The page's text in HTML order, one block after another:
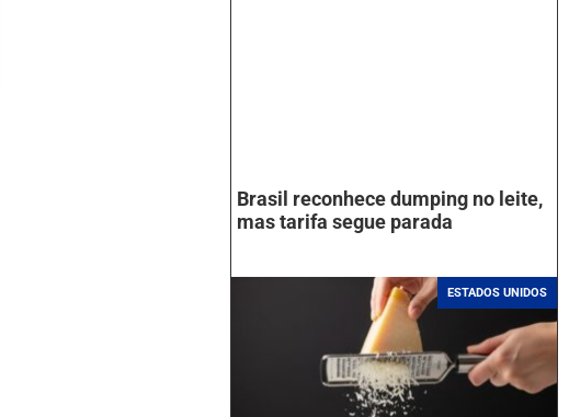
Brasil reconhece dumping no leite,
mas tarifa segue parada
ESTADOS UNIDOS